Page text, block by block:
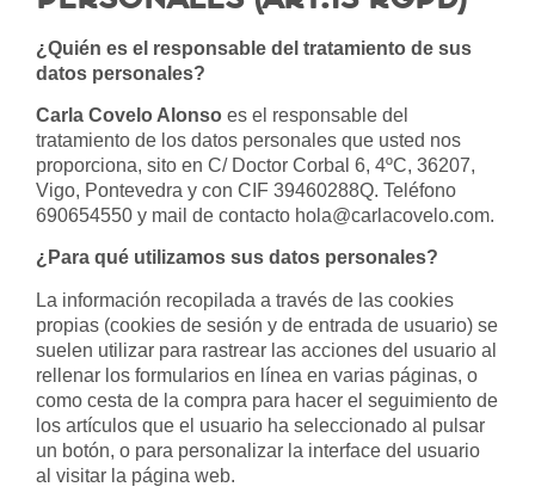
¿Quién es el responsable del tratamiento de sus
datos personales?
Carla Covelo Alonso es el responsable del
tratamiento de los datos personales que usted nos
proporciona, sito en C/ Doctor Corbal 6, 4ºC, 36207,
Vigo, Pontevedra y con CIF 39460288Q. Teléfono
690654550 y mail de contacto hola@carlacovelo.com.
¿Para qué utilizamos sus datos personales?
La información recopilada a través de las cookies
propias (cookies de sesión y de entrada de usuario) se
suelen utilizar para rastrear las acciones del usuario al
rellenar los formularios en línea en varias páginas, o
como cesta de la compra para hacer el seguimiento de
los artículos que el usuario ha seleccionado al pulsar
un botón, o para personalizar la interface del usuario
al visitar la página web.